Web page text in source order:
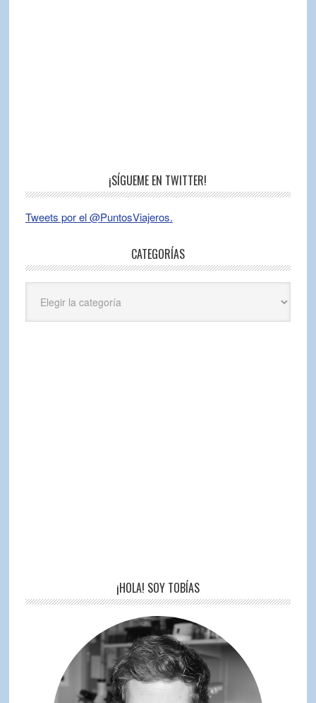
¡SÍGUEME EN TWITTER!
Tweets por el @PuntosViajeros.
CATEGORÍAS
¡HOLA! SOY TOBÍAS